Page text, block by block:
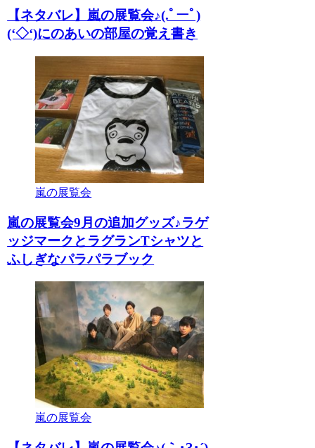
【ネタバレ】嵐の展覧会♪(.ﾟーﾟ)
(‘◇‘)にのあいの部屋の覚え書き
嵐の展覧会
嵐の展覧会9月の追加グッズ♪ラゲ
ッジマークとラグランTシャツと
ふしぎなパラパラブック
嵐の展覧会